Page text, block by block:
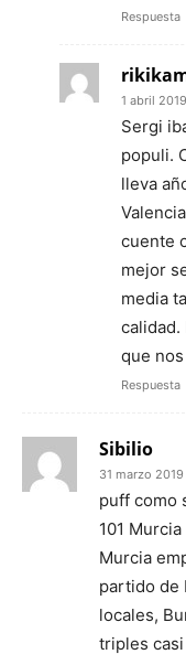
Respuesta
1 abril
Sergi
populi.
lleva
cuente
mejor
media
calidad.
que
Respuesta
Sibilio
31 marzo 2019
puff como
101
Murcia
partido de
locales,
triples casi